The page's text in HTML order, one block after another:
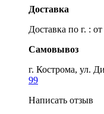
Доставка
Доставка по г. :
Самовывоз
г. Кострома, ул.
99
Написать отзыв